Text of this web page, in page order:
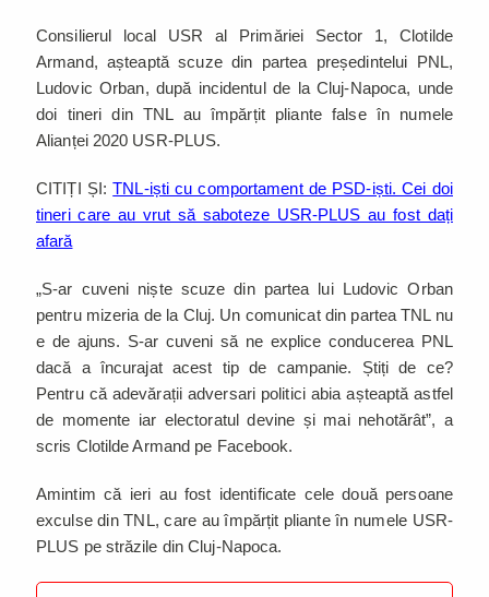
Consilierul local USR al Primăriei Sector 1, Clotilde
Armand, așteaptă scuze din partea președintelui PNL,
Ludovic Orban, după incidentul de la Cluj-Napoca, unde
doi tineri din TNL au împărțit pliante false în numele
Alianței 2020 USR-PLUS.
CITIȚI ȘI:TNL-iști cu comportament de PSD-iști. Cei doi
tineri care au vrut să saboteze USR-PLUS au fost dați
afară
„S-ar cuveni niște scuze din partea lui Ludovic Orban
pentru mizeria de la Cluj. Un comunicat din partea TNL nu
e de ajuns. S-ar cuveni să ne explice conducerea PNL
dacă a încurajat acest tip de campanie. Știți de ce?
Pentru că adevărații adversari politici abia așteaptă astfel
de momente iar electoratul devine și mai nehotărât”, a
scris Clotilde Armand pe Facebook.
Amintim că ieri au fost identificate cele două persoane
exculse din TNL, care au împărțit pliante în numele USR-
PLUS pe străzile din Cluj-Napoca.